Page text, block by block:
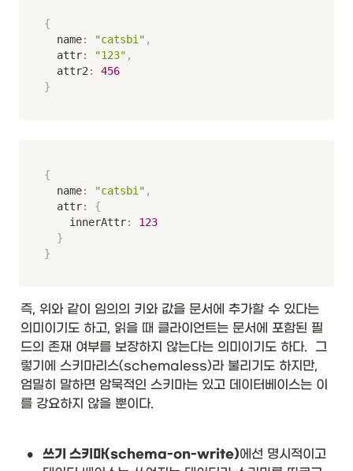
{
	name
: "catsbi" ,
	attr
: "123" ,
	attr2
:
456
}
{
	name
: "catsbi" ,
	attr
:
{
		innerAttr
:
123
}
}
즉, 위와 같이 임의의 키와 값을 문서에 추가할 수 있다는
의미이기도 하고, 읽을 때 클라이언트는 문서에 포함된 필
드의 존재 여부를 보장하지 않는다는 의미이기도 하다.  그
렇기에 스키마리스(schemaless)라 불리기도 하지만,
엄밀히 말하면 암묵적인 스키마는 있고 데이터베이스는 이
를 강요하지 않을 뿐이다.
• 쓰기 스키마(schema-on-write)에선 명시적이고